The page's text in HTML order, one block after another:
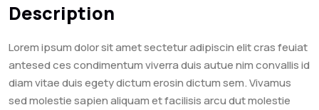
Description
Lorem ipsum dolor sit amet sectetur adipiscin elit cras feuiat
antesed ces condimentum viverra duis autue nim convallis id
diam vitae duis egety dictum erosin dictum sem. Vivamus
sed molestie sapien aliquam et facilisis arcu dut molestie